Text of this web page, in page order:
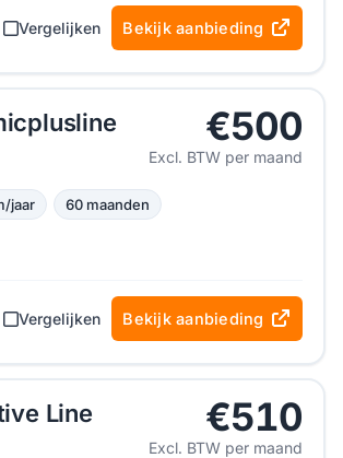
Vergelijken Bekijk aanbieding
€500
Excl. BTW per maand
jaar 60 maanden
Vergelijken Bekijk aanbieding
Line €510
Excl. BTW per maand